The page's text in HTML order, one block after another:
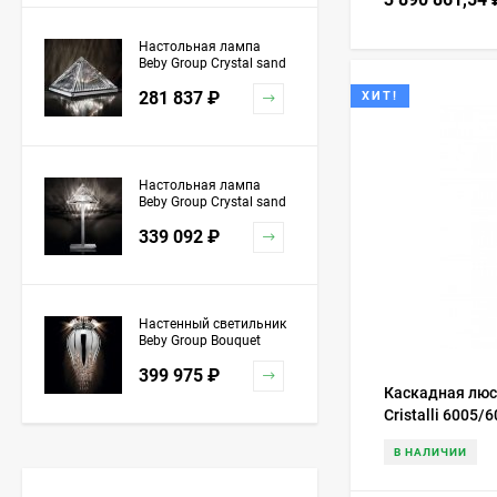
ХИТ!
Каскадная
Cristalli 6005/
В НАЛИЧИИ
Настольная лампа
Beby Group Crystal sand
281 837 ₽
Настольная лампа
Beby Group Crystal sand
339 092 ₽
Настенный светильник
Beby Group Bouquet
Grey Red
399 975 ₽